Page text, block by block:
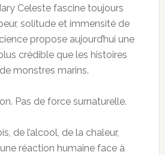
Celeste fascine toujours
solitude et immensité de
propose aujourd’hui une
crédible que les histoires
monstres marins.
Pas de force surnaturelle.
de l’alcool, de la chaleur,
réaction humaine face à